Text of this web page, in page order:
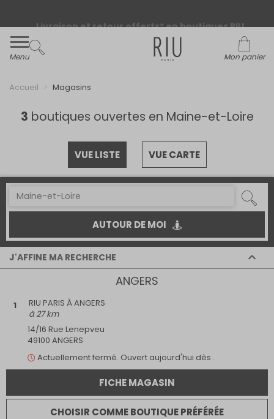
Livraison et retour offerts* en boutiques RIU
Menu Mon panier
Accueil Magasins
3 boutiques ouvertes en Maine-et-Loire
VUE LISTE VUE CARTE
AUTOUR DE MOI
J'AFFINE MA RECHERCHE
Retrait internet
Parking
Multimarque
Magasin dans un centre commercial
ANGERS
1
RIU PARIS À ANGERS
à 27 km
14/16 Rue Lenepveu
49100 ANGERS
Actuellementfermé. Ouvert aujourd'hui dès .
FICHE MAGASIN
CHOISIR COMME BOUTIQUE PRÉFÉRÉE